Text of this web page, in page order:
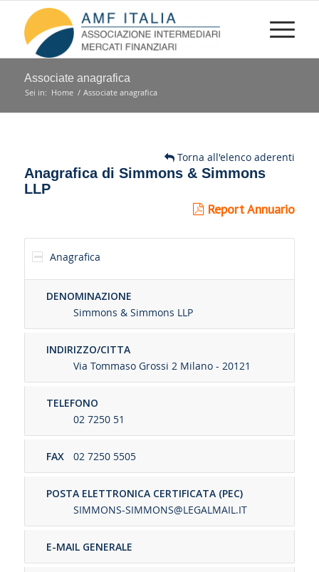
Associate anagrafica
Sei in: Home / Associate anagrafica
Torna all'elenco aderenti
Anagrafica di Simmons & Simmons
LLP
Report Annuario
Anagrafica
DENOMINAZIONE
Simmons & Simmons LLP
INDIRIZZO/CITTA
Via Tommaso Grossi 2 Milano - 20121
TELEFONO
02 7250 51
FAX 02 7250 5505
POSTA ELETTRONICA CERTIFICATA (PEC)
SIMMONS-SIMMONS@LEGALMAIL.IT
E-MAIL GENERALE